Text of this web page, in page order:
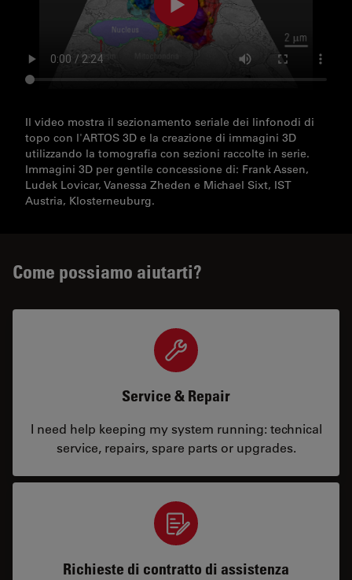
Il video mostra il sezionamento seriale dei linfonodi di
topo con l'ARTOS 3D e la creazione di immagini 3D
utilizzando la tomografia con sezioni raccolte in serie.
Immagini 3D per gentile concessione di: Frank Assen,
Ludek Lovicar, Vanessa Zheden e Michael Sixt, IST
Austria, Klosterneuburg.
Come possiamo aiutarti?
Service & Repair
I need help keeping my system running: technical
service, repairs, spare parts or upgrades.
Richieste di contratto di assistenza